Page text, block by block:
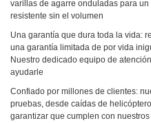
varillas de agarre onduladas para
resistente sin el volumen
Una garantía que dura toda la vida:
una garantía limitada de por vida
Nuestro dedicado equipo de
ayudarle
Confiado por millones de clientes:
pruebas, desde caídas de
garantizar que cumplen con